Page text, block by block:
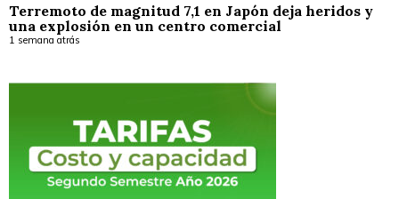
Terremoto de magnitud 7,1 en Japón deja heridos y
una explosión en un centro comercial
1 semana atrás